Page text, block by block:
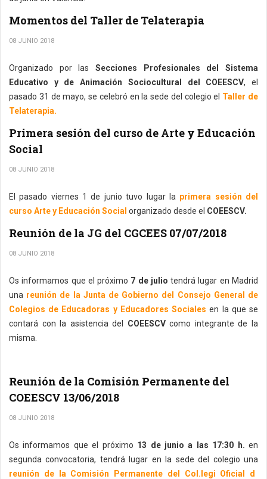
Momentos del Taller de Telaterapia
08 JUNIO 2018
Organizado por las Secciones Profesionales del Sistema
Educativo y de Animación Sociocultural del COEESCV, el
pasado 31 de mayo, se celebró en la sede del colegio el Taller de
Telaterapia.
Primera sesión del curso de Arte y Educación
Social
08 JUNIO 2018
El pasado viernes 1 de junio tuvo lugar la primera sesión del
curso Arte y Educación Social organizado desde el COEESCV.
Reunión de la JG del CGCEES 07/07/2018
08 JUNIO 2018
Os informamos que el próximo 7 de julio tendrá lugar en Madrid
una reunión de la Junta de Gobierno del Consejo General de
Colegios de Educadoras y Educadores Sociales en la que se
contará con la asistencia del COEESCVcomo integrante de la
misma.
Reunión de la Comisión Permanente del
COEESCV 13/06/2018
08 JUNIO 2018
Os informamos que el próximo 13 de junio a las 17:30 h. en
segunda convocatoria, tendrá lugar en la sede del colegio una
reunión de la Comisión Permanente del Col.legi Oficial d